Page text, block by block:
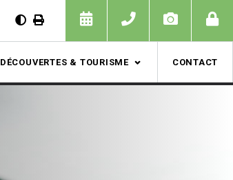
DÉCOUVERTES & TOURISME CONTACT